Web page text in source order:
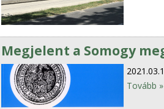
Megjelent a Somogy
Tovább »